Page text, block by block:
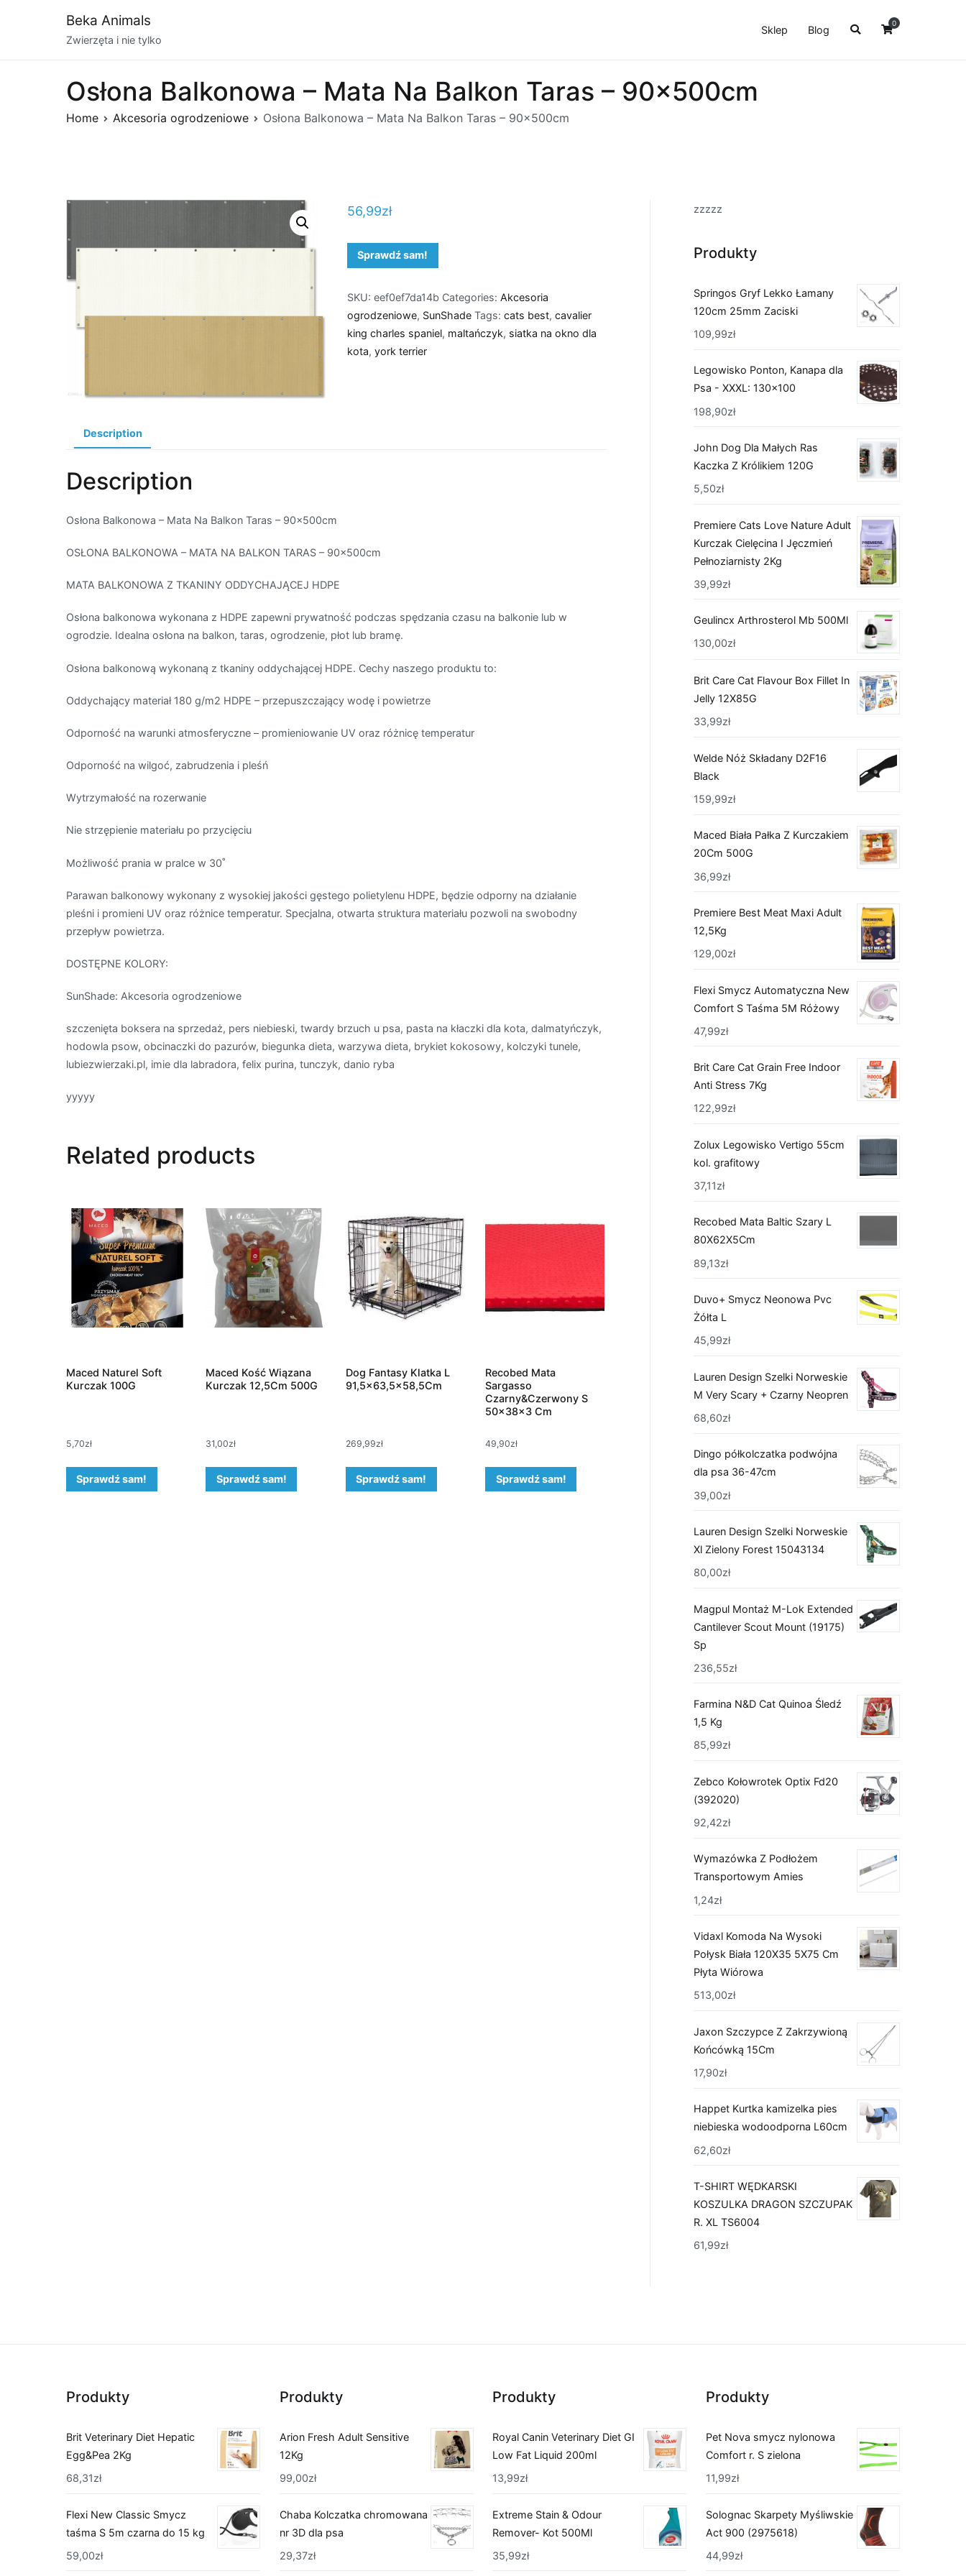
Beka Animals
Zwierzęta i nie tylko
Sklep Blog
0
Osłona Balkonowa – Mata Na Balkon Taras – 90x500cm
Home Akcesoria ogrodzeniowe Osłona Balkonowa – Mata Na Balkon Taras – 90x500cm
56,99zł
Sprawdź sam!
SKU:eef0ef7da14b Categories:Akcesoria
ogrodzeniowe, SunShade Tags:cats best,cavalier
king charles spaniel, maltańczyk, siatka na okno dla
kota,york terrier
Description
Description
Osłona Balkonowa – Mata Na Balkon Taras – 90x500cm
OSŁONA BALKONOWA – MATA NA BALKON TARAS – 90x500cm
MATA BALKONOWA Z TKANINY ODDYCHAJĄCEJ HDPE
Osłona balkonowa wykonana z HDPE zapewni prywatność podczas spędzania czasu na balkonie lub w
ogrodzie. Idealna osłona na balkon, taras, ogrodzenie, płot lub bramę.
Osłona balkonową wykonaną z tkaniny oddychającej HDPE. Cechy naszego produktu to:
Oddychający materiał 180 g/m2 HDPE – przepuszczający wodę i powietrze
Odporność na warunki atmosferyczne – promieniowanie UV oraz różnicę temperatur
Odporność na wilgoć, zabrudzenia i pleśń
Wytrzymałość na rozerwanie
Nie strzępienie materiału po przycięciu
Możliwość prania w pralce w 30˚
Parawan balkonowy wykonany z wysokiej jakości gęstego polietylenu HDPE, będzie odporny na działanie
pleśni i promieni UV oraz różnice temperatur. Specjalna, otwarta struktura materiału pozwoli na swobodny
przepływ powietrza.
DOSTĘPNE KOLORY:
SunShade: Akcesoria ogrodzeniowe
szczenięta boksera na sprzedaż, pers niebieski, twardy brzuch u psa, pasta na kłaczki dla kota, dalmatyńczyk,
hodowla psow, obcinaczki do pazurów, biegunka dieta, warzywa dieta, brykiet kokosowy, kolczyki tunele,
lubiezwierzaki.pl, imie dla labradora, felix purina, tunczyk, danio ryba
yyyyy
Related products
Maced Naturel Soft
Kurczak 100G
5,70zł
Sprawdź sam!
Maced Kość Wiązana
Kurczak 12,5Cm 500G
31,00zł
Sprawdź sam!
Dog Fantasy Klatka L
91,5×63,5×58,5Cm
269,99zł
Sprawdź sam!
Recobed Mata
Sargasso
Czarny&Czerwony S
50x38x3 Cm
49,90zł
Sprawdź sam!
zzzzz
Produkty
Springos Gryf Lekko Łamany
120cm 25mm Zaciski
109,99zł
Legowisko Ponton, Kanapa dla
Psa - XXXL: 130x100
198,90zł
John Dog Dla Małych Ras
Kaczka Z Królikiem 120G
5,50zł
Premiere Cats Love Nature Adult
Kurczak Cielęcina I Jęczmień
Pełnoziarnisty 2Kg
39,99zł
Geulincx Arthrosterol Mb 500Ml
130,00zł
Brit Care Cat Flavour Box Fillet In
Jelly 12X85G
33,99zł
Welde Nóż Składany D2F16
Black
159,99zł
Maced Biała Pałka Z Kurczakiem
20Cm 500G
36,99zł
Premiere Best Meat Maxi Adult
12,5Kg
129,00zł
Flexi Smycz Automatyczna New
Comfort S Taśma 5M Różowy
47,99zł
Brit Care Cat Grain Free Indoor
Anti Stress 7Kg
122,99zł
Zolux Legowisko Vertigo 55cm
kol. grafitowy
37,11zł
Recobed Mata Baltic Szary L
80X62X5Cm
89,13zł
Duvo+ Smycz Neonowa Pvc
Żółta L
45,99zł
Lauren Design Szelki Norweskie
M Very Scary + Czarny Neopren
68,60zł
Dingo półkolczatka podwójna
dla psa 36-47cm
39,00zł
Lauren Design Szelki Norweskie
Xl Zielony Forest 15043134
80,00zł
Magpul Montaż M-Lok Extended
Cantilever Scout Mount (19175)
Sp
236,55zł
Farmina N&D Cat Quinoa Śledź
1,5 Kg
85,99zł
Zebco Kołowrotek Optix Fd20
(392020)
92,42zł
Wymazówka Z Podłożem
Transportowym Amies
1,24zł
Vidaxl Komoda Na Wysoki
Połysk Biała 120X35 5X75 Cm
Płyta Wiórowa
513,00zł
Jaxon Szczypce Z Zakrzywioną
Końcówką 15Cm
17,90zł
Happet Kurtka kamizelka pies
niebieska wodoodporna L60cm
62,60zł
T-SHIRT WĘDKARSKI
KOSZULKA DRAGON SZCZUPAK
R. XL TS6004
61,99zł
Produkty
Brit Veterinary Diet Hepatic
Egg&Pea 2Kg
68,31zł
Flexi New Classic Smycz
taśma S 5m czarna do 15 kg
59,00zł
Produkty
Arion Fresh Adult Sensitive
12Kg
99,00zł
Chaba Kolczatka chromowana
nr 3D dla psa
29,37zł
Produkty
Royal Canin Veterinary Diet GI
Low Fat Liquid 200ml
13,99zł
Extreme Stain & Odour
Remover- Kot 500Ml
35,99zł
Produkty
Pet Nova smycz nylonowa
Comfort r. S zielona
11,99zł
Solognac Skarpety Myśliwskie
Act 900 (2975618)
44,99zł